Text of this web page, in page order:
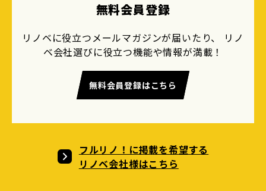
無料会員登録
リノベに役立つメールマガジンが届いたり、 リノ
ベ会社選びに役立つ機能や情報が満載！
無料会員登録はこちら
フルリノ！に掲載を希望する
リノベ会社様はこちら